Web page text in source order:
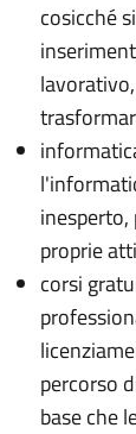
cosicché
proprie
corsi
percorso
base che